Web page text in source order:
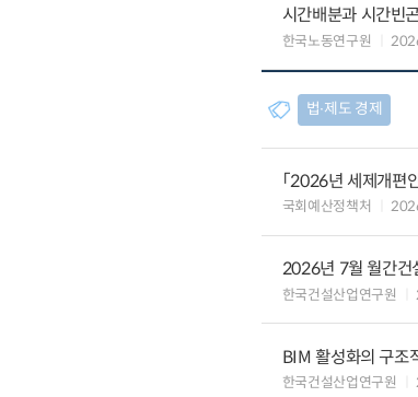
시간배분과 시간빈
한국노동연구원
법∙제도 경제
「2026년 세제개편
국회예산정책처
2026년 7월 월간건
한국건설산업연구원
BIM 활성화의 구조
한국건설산업연구원